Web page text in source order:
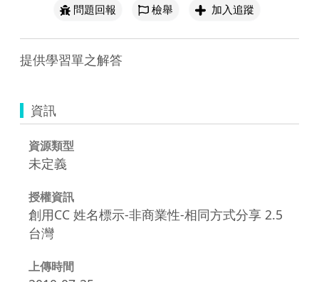
問題回報
檢舉 加入追蹤
提供學習單之解答
資訊
資源類型
未定義
授權資訊
創用CC 姓名標示-非商業性-相同方式分享 2.5
台灣
上傳時間